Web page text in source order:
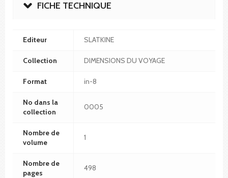
FICHE TECHNIQUE
Editeur SLATKINE
Collection DIMENSIONS DU VOYAGE
Format in-8
No dans la
collection
0005
Nombre de
volume
1
Nombre de
pages
498